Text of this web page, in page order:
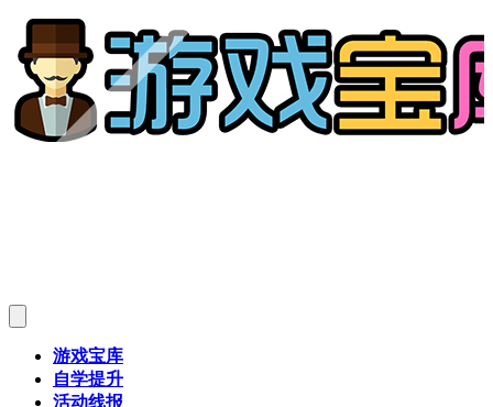
游戏宝库
自学提升
活动线报